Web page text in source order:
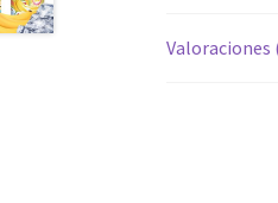
Valoraciones